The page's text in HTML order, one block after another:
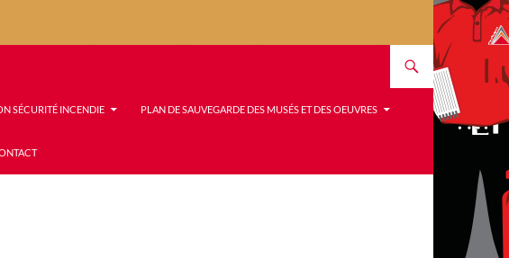
SÉCURITÉ INCENDIE PLAN DE SAUVEGARDE DES MUSÉS ET DES OEUVRES